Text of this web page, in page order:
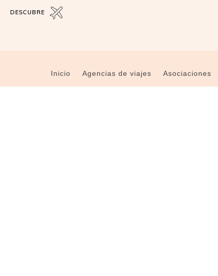
DESCUBRE
Inicio Agencias de viajes Asociaciones